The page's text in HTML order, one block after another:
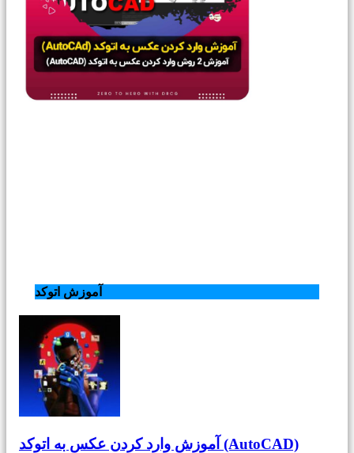
آموزش اتوکد
آموزش وارد کردن عکس به اتوکد (AutoCAD)